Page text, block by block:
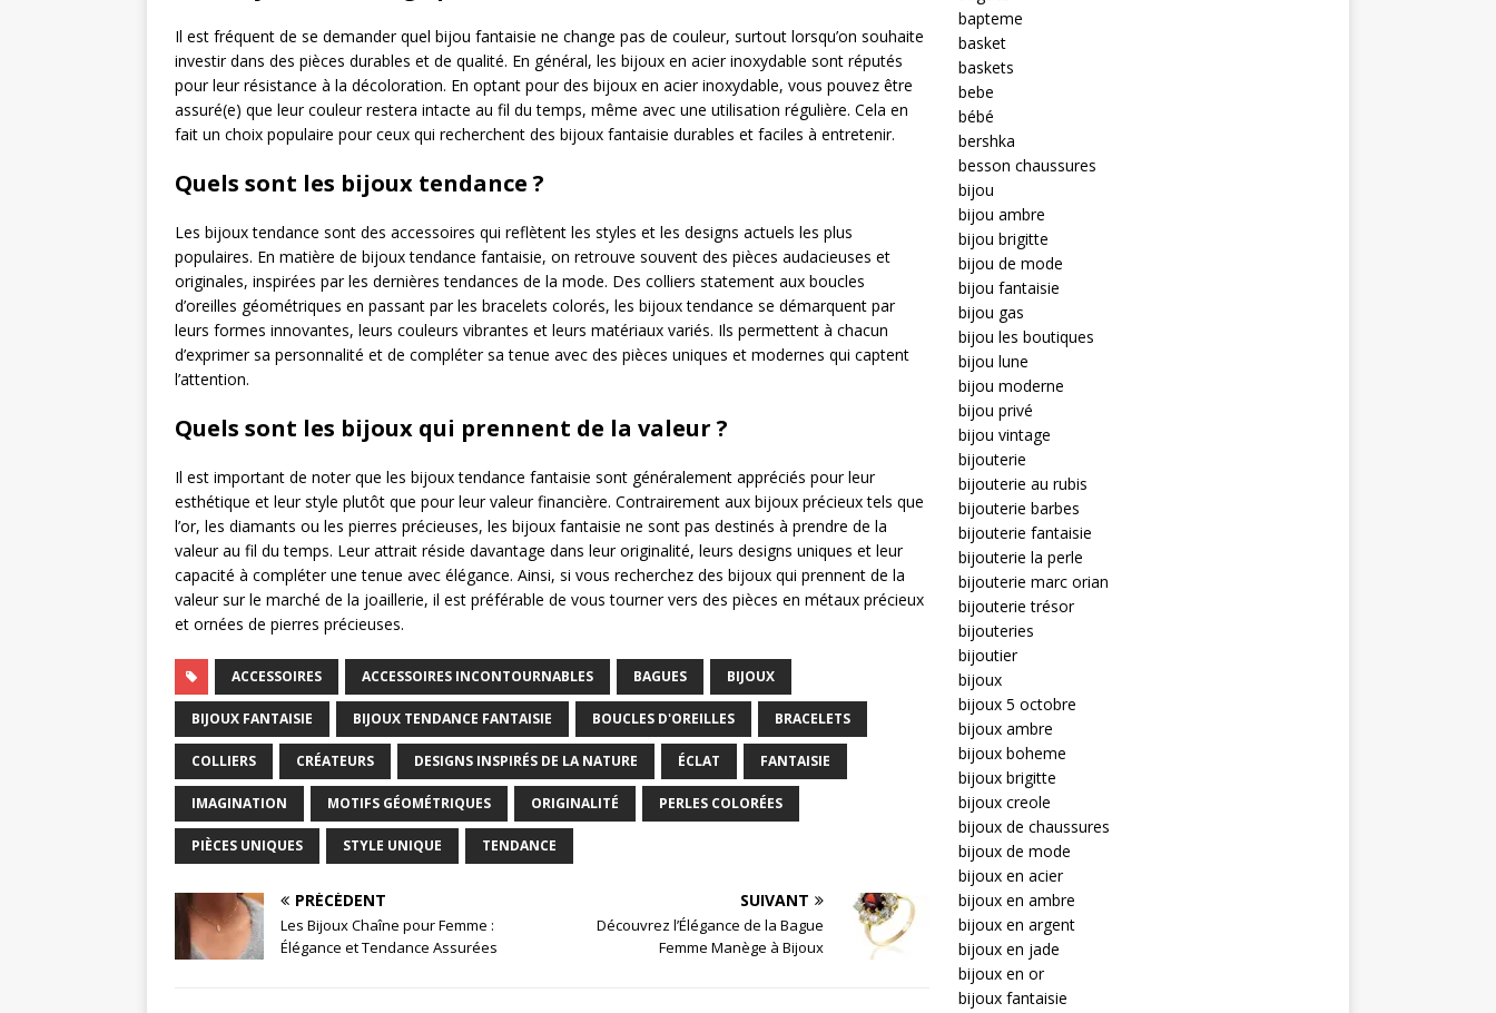
Il est fréquent de se demander quel bijou fantaisie ne change pas de couleur, surtout lorsqu’on souhaite
investir dans des pièces durables et de qualité. En général, les bijoux en acier inoxydable sont réputés
pour leur résistance à la décoloration. En optant pour des bijoux en acier inoxydable, vous pouvez être
assuré(e) que leur couleur restera intacte au fil du temps, même avec une utilisation régulière. Cela en
fait un choix populaire pour ceux qui recherchent des bijoux fantaisie durables et faciles à entretenir.
Quels sont les bijoux tendance ?
Les bijoux tendance sont des accessoires qui reflètent les styles et les designs actuels les plus
populaires. En matière de bijoux tendance fantaisie, on retrouve souvent des pièces audacieuses et
originales, inspirées par les dernières tendances de la mode. Des colliers statement aux boucles
d’oreilles géométriques en passant par les bracelets colorés, les bijoux tendance se démarquent par
leurs formes innovantes, leurs couleurs vibrantes et leurs matériaux variés. Ils permettent à chacun
d’exprimer sa personnalité et de compléter sa tenue avec des pièces uniques et modernes qui captent
l’attention.
Quels sont les bijoux qui prennent de la valeur ?
Il est important de noter que les bijoux tendance fantaisie sont généralement appréciés pour leur
esthétique et leur style plutôt que pour leur valeur financière. Contrairement aux bijoux précieux tels que
l’or, les diamants ou les pierres précieuses, les bijoux fantaisie ne sont pas destinés à prendre de la
valeur au fil du temps. Leur attrait réside davantage dans leur originalité, leurs designs uniques et leur
capacité à compléter une tenue avec élégance. Ainsi, si vous recherchez des bijoux qui prennent de la
valeur sur le marché de la joaillerie, il est préférable de vous tourner vers des pièces en métaux précieux
et ornées de pierres précieuses.
ACCESSOIRES ACCESSOIRES INCONTOURNABLES BAGUES BIJOUX
BIJOUX FANTAISIE BIJOUX TENDANCE FANTAISIE BOUCLES D'OREILLES BRACELETS
COLLIERS CRÉATEURS DESIGNS INSPIRÉS DE LA NATURE ÉCLAT FANTAISIE
IMAGINATION MOTIFS GÉOMÉTRIQUES ORIGINALITÉ PERLES COLORÉES
PIÈCES UNIQUES STYLE UNIQUE TENDANCE
PRÉCÉDENT
Les Bijoux Chaîne pour Femme :
Élégance et Tendance Assurées
SUIVANT
Découvrez l’Élégance de la Bague
Femme Manège à Bijoux
bapteme
basket
baskets
bebe
bébé
bershka
besson chaussures
bijou
bijou ambre
bijou brigitte
bijou de mode
bijou fantaisie
bijou gas
bijou les boutiques
bijou lune
bijou moderne
bijou privé
bijou vintage
bijouterie
bijouterie au rubis
bijouterie barbes
bijouterie fantaisie
bijouterie la perle
bijouterie marc orian
bijouterie trésor
bijouteries
bijoutier
bijoux
bijoux 5 octobre
bijoux ambre
bijoux boheme
bijoux brigitte
bijoux creole
bijoux de chaussures
bijoux de mode
bijoux en acier
bijoux en ambre
bijoux en argent
bijoux en jade
bijoux en or
bijoux fantaisie